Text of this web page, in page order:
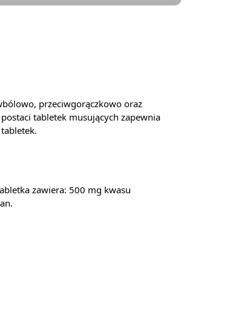
przeciwgorączkowo oraz
tabletek musujących zapewnia
zawiera: 500 mg kwasu